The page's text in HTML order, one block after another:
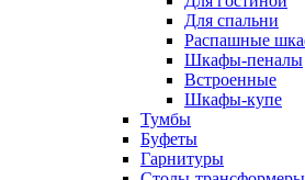
Для спальни
Распашные
Шкафы-пеналы
Встроенные
Шкафы-купе
Тумбы
Буфеты
Гарнитуры